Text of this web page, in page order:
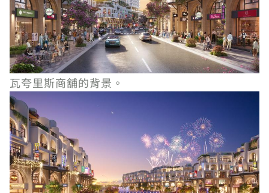
瓦夸里斯商舖的背景。